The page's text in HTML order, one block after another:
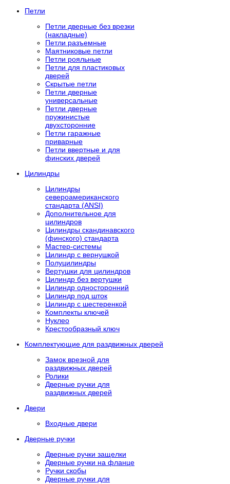
Петли
Петли дверные без врезки
(накладные)
Петли разъемные
Маятниковые петли
Петли рояльные
Петли для пластиковых
дверей
Скрытые петли
Петли дверные
универсальные
Петли дверные
пружинистые
двухсторонние
Петли гаражные
приварные
Петли ввертные и для
финских дверей
Цилиндры
Цилиндры
североамериканского
стандарта (ANSI)
Дополнительное для
цилиндров
Цилиндры скандинавского
(финского) стандарта
Мастер-системы
Цилиндр с вернушкой
Полуцилиндры
Вертушки для цилиндров
Цилиндр без вертушки
Цилиндр односторонний
Цилиндр под шток
Цилиндр с шестеренкой
Комплекты ключей
Нуклео
Крестообразный ключ
Комплектующие для раздвижных дверей
Замок врезной для
раздвижных дверей
Ролики
Дверные ручки для
раздвижных дверей
Двери
Входные двери
Дверные ручки
Дверные ручки защелки
Дверные ручки на фланце
Ручки скобы
Дверные ручки для